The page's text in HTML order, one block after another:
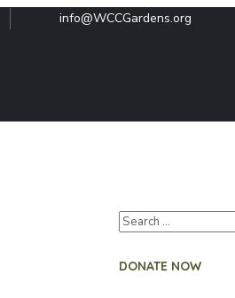
info@WCCGardens.org
DONATE NOW